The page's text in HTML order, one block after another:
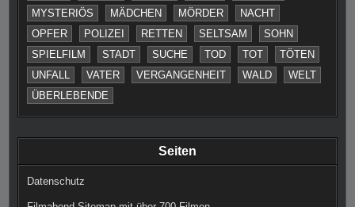
MYSTERIÖS
MÄDCHEN MÖRDER
NACHT
OPFER
POLIZEI RETTEN SELTSAM
SOHN
SPIELFILM
STADT SUCHE TOD TOT
TÖTEN
UNFALL
VATER VERGANGENHEIT WALD
WELT
ÜBERLEBENDE
Seiten
Datenschutz